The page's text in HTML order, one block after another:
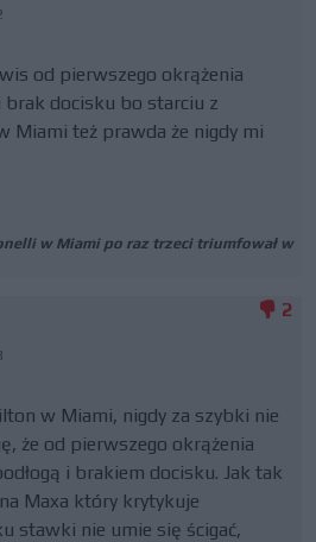
od pierwszego okrążenia
brak docisku bo starciu z
Miami też prawda że nigdy mi
w Miami po raz trzeci triumfował w
2
w Miami, nigdy za szybki nie
że od pierwszego okrążenia
i brakiem docisku. Jak tak
Maxa który krytykuje
stawki nie umie się ścigać,